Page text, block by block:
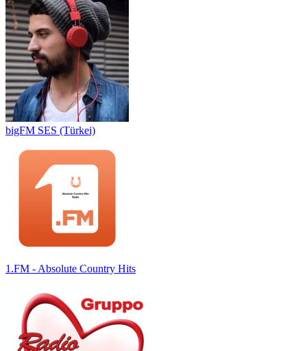
bigFM SES (Türkei)
1.FM - Absolute Country Hits